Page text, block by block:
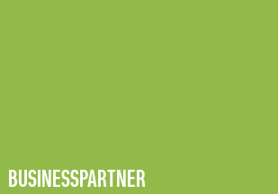
BUSINESSPARTNER